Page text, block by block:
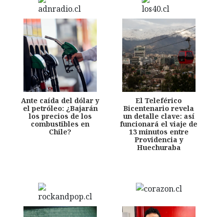
Ante caída del dólar y
el petróleo: ¿Bajarán
los precios de los
combustibles en
Chile?
El Teleférico
Bicentenario revela
un detalle clave: así
funcionará el viaje de
13 minutos entre
Providencia y
Huechuraba